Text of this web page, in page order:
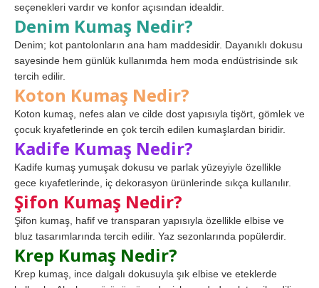
seçenekleri vardır ve konfor açısından idealdir.
Denim Kumaş Nedir?
Denim; kot pantolonların ana ham maddesidir. Dayanıklı dokusu
sayesinde hem günlük kullanımda hem moda endüstrisinde sık
tercih edilir.
Koton Kumaş Nedir?
Koton kumaş, nefes alan ve cilde dost yapısıyla tişört, gömlek ve
çocuk kıyafetlerinde en çok tercih edilen kumaşlardan biridir.
Kadife Kumaş Nedir?
Kadife kumaş yumuşak dokusu ve parlak yüzeyiyle özellikle
gece kıyafetlerinde, iç dekorasyon ürünlerinde sıkça kullanılır.
Şifon Kumaş Nedir?
Şifon kumaş, hafif ve transparan yapısıyla özellikle elbise ve
bluz tasarımlarında tercih edilir. Yaz sezonlarında popülerdir.
Krep Kumaş Nedir?
Krep kumaş, ince dalgalı dokusuyla şık elbise ve eteklerde